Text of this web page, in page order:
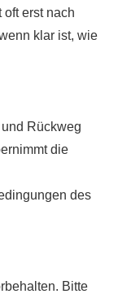
erst nach
klar ist, wie
Rückweg
die
des
Bitte